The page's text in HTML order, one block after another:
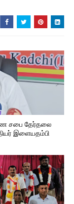
சபை தேர்தலை
இளையதம்பி